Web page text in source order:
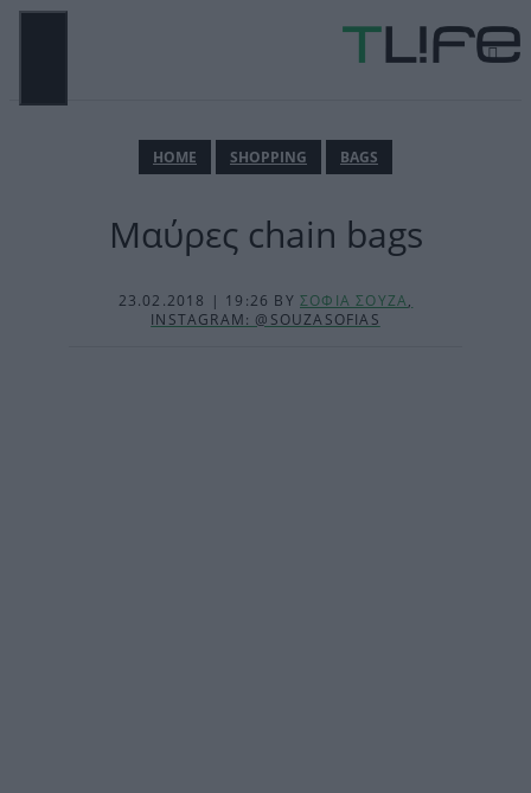
Μετάβαση
ΗΟΜΕ SHOPPING BAGS
Mαύρες chain bags
23.02.2018 | 19:26 BY ΣΟΦΙΑ ΣΟΥΖΑ,
INSTAGRAM: @SOUZASOFIAS